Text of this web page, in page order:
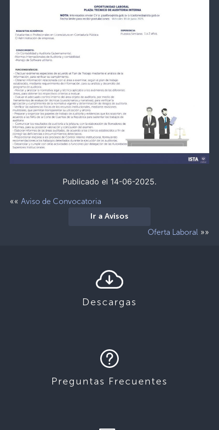
Publicado el 14-06-2025.
«« Aviso de Convocatoria
Ir a Avisos
Oferta Laboral »»
Descargas
Preguntas Frecuentes